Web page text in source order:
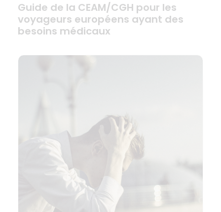
Guide de la CEAM/CGH pour les
voyageurs européens ayant des
besoins médicaux